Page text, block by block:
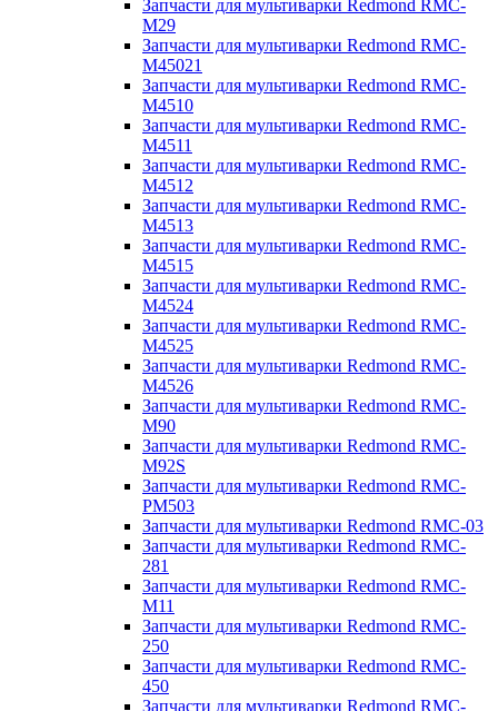
Запчасти для мультиварки Redmond RMC-
M29
Запчасти для мультиварки Redmond RMC-
M45021
Запчасти для мультиварки Redmond RMC-
M4510
Запчасти для мультиварки Redmond RMC-
M4511
Запчасти для мультиварки Redmond RMC-
M4512
Запчасти для мультиварки Redmond RMC-
M4513
Запчасти для мультиварки Redmond RMC-
M4515
Запчасти для мультиварки Redmond RMC-
M4524
Запчасти для мультиварки Redmond RMC-
M4525
Запчасти для мультиварки Redmond RMC-
M4526
Запчасти для мультиварки Redmond RMC-
M90
Запчасти для мультиварки Redmond RMC-
M92S
Запчасти для мультиварки Redmond RMC-
PM503
Запчасти для мультиварки Redmond RMC-03
Запчасти для мультиварки Redmond RMC-
281
Запчасти для мультиварки Redmond RMC-
M11
Запчасти для мультиварки Redmond RMC-
250
Запчасти для мультиварки Redmond RMC-
450
Запчасти для мультиварки Redmond RMC-